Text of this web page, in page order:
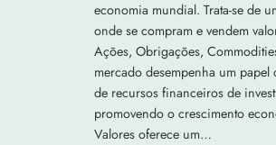
economia mundial. Trata-se de
onde se compram e vendem
Ações, Obrigações,
mercado desempenha um
de recursos financeiros de
promovendo o crescimento
Valores oferece um…